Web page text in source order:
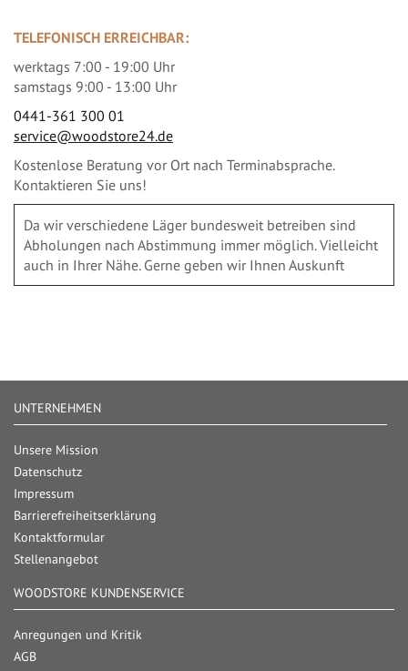
TELEFONISCH ERREICHBAR:
werktags 7:00 - 19:00 Uhr
samstags 9:00 - 13:00 Uhr
0441-361 300 01
service@woodstore24.de
Kostenlose Beratung vor Ort nach Terminabsprache.
Kontaktieren Sie uns!
Da wir verschiedene Läger bundesweit betreiben sind
Abholungen nach Abstimmung immer möglich. Vielleicht
auch in Ihrer Nähe. Gerne geben wir Ihnen Auskunft
UNTERNEHMEN
Unsere Mission
Datenschutz
Impressum
Barrierefreiheitserklärung
Kontaktformular
Stellenangebot
WOODSTORE KUNDENSERVICE
Anregungen und Kritik
AGB